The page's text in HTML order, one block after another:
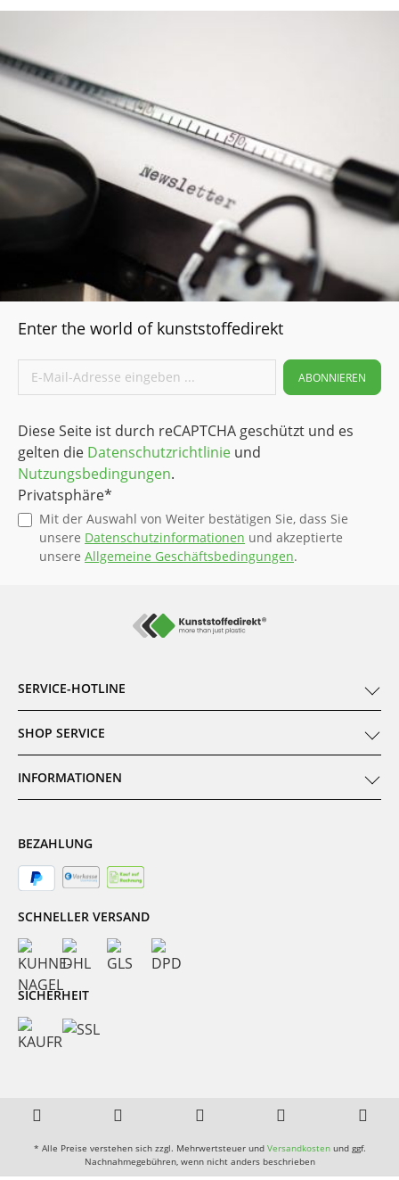
Enter the world of kunststoffedirekt
ABONNIEREN
Diese Seite ist durch reCAPTCHA geschützt und es
gelten die Datenschutzrichtlinie und
Nutzungsbedingungen.
Privatsphäre*
Mit der Auswahl von Weiter bestätigen Sie, dass Sie
unsere Datenschutzinformationen und akzeptierte
unsere Allgemeine Geschäftsbedingungen.
SERVICE-HOTLINE
SHOP SERVICE
INFORMATIONEN
BEZAHLUNG
SCHNELLER VERSAND
SICHERHEIT
* Alle Preise verstehen sich zzgl. Mehrwertsteuer und Versandkostenund ggf.
Nachnahmegebühren, wenn nicht anders beschrieben